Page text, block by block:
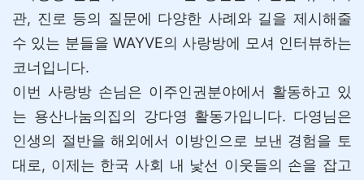
관, 진로 등의 질문에 다양한 사례와 길을 제시해줄
수 있는 분들을 WAYVE의 사랑방에 모셔 인터뷰하는
코너입니다.
이번 사랑방 손님은 이주인권분야에서 활동하고 있
는 용산나눔의집의 강다영 활동가입니다. 다영님은
인생의 절반을 해외에서 이방인으로 보낸 경험을 토
대로, 이제는 한국 사회 내 낯선 이웃들의 손을 잡고